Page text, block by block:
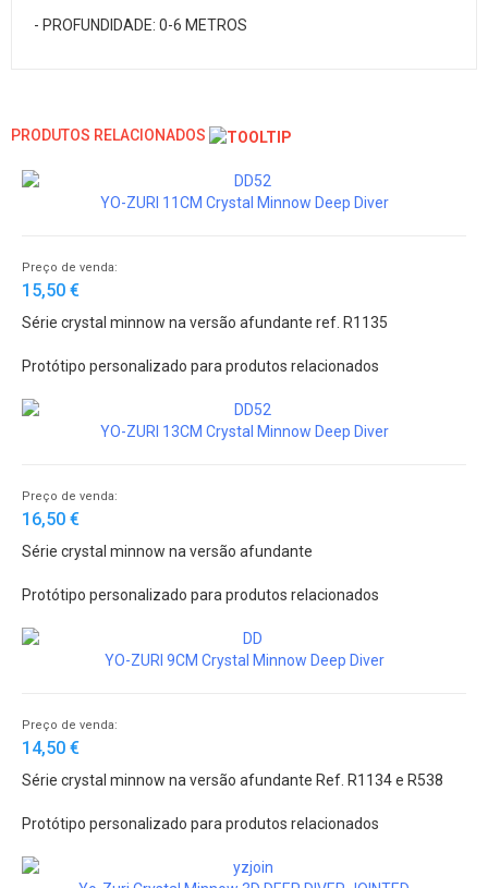
- PROFUNDIDADE: 0-6 METROS
PRODUTOS RELACIONADOS
YO-ZURI 11CM Crystal Minnow Deep Diver
Preço de venda:
15,50 €
Série crystal minnow na versão afundante ref. R1135
Protótipo personalizado para produtos relacionados
YO-ZURI 13CM Crystal Minnow Deep Diver
Preço de venda:
16,50 €
Série crystal minnow na versão afundante
Protótipo personalizado para produtos relacionados
YO-ZURI 9CM Crystal Minnow Deep Diver
Preço de venda:
14,50 €
Série crystal minnow na versão afundante Ref. R1134 e R538
Protótipo personalizado para produtos relacionados